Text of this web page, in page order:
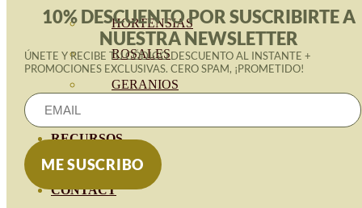
HORTENSIAS
ROSALES
GERANIOS
VIVERO
RECURSOS
BLOG ECO
CONTACT
10% DESCUENTO POR SUSCRIBIRTE A
NUESTRA NEWSLETTER
ÚNETE Y RECIBE TU CÓDIGO DESCUENTO AL INSTANTE +
PROMOCIONES EXCLUSIVAS. CERO SPAM, ¡PROMETIDO!